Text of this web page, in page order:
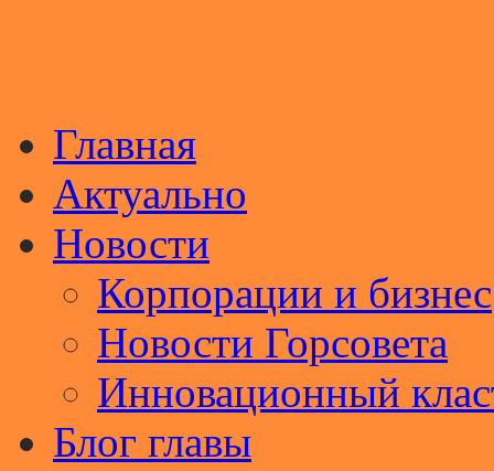
Главная
Актуально
Новости
Корпорации и бизнес
Новости Горсовета
Инновационный
Блог главы